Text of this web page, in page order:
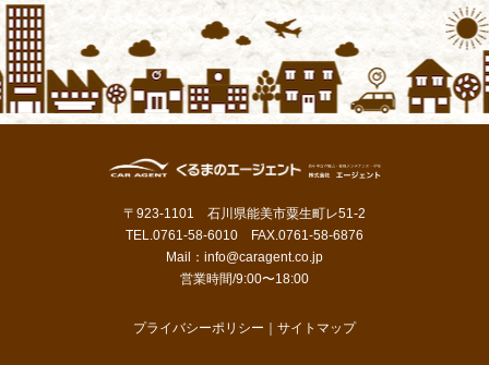
〒923-1101 石川県能美市粟生町レ51-2
TEL.0761-58-6010 FAX.0761-58-6876
Mail： info@caragent.co.jp
営業時間/9:00〜18:00
プライバシーポリシー サイトマップ